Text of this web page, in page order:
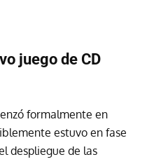
juego de CD
formalmente en
estuvo en fase
despliegue de las